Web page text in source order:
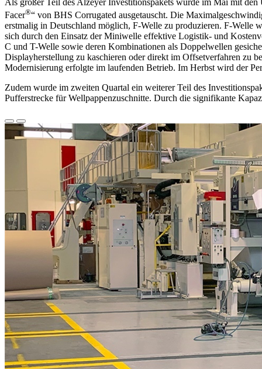
Facer®“ von BHS Corrugated ausgetauscht. Die
erstmalig in Deutschland möglich, F-Welle zu produzieren. F-Welle
sich durch den Einsatz der Miniwelle effektive Logistik- und
C und T-Welle sowie deren Kombinationen als Doppelwellen
Displayherstellung zu kaschieren oder direkt im Offsetverfahren zu
Modernisierung erfolgte im laufenden Betrieb. Im Herbst wird der
Zudem wurde im zweiten Quartal ein weiterer Teil des
Pufferstrecke für Wellpappenzuschnitte. Durch die signifikante